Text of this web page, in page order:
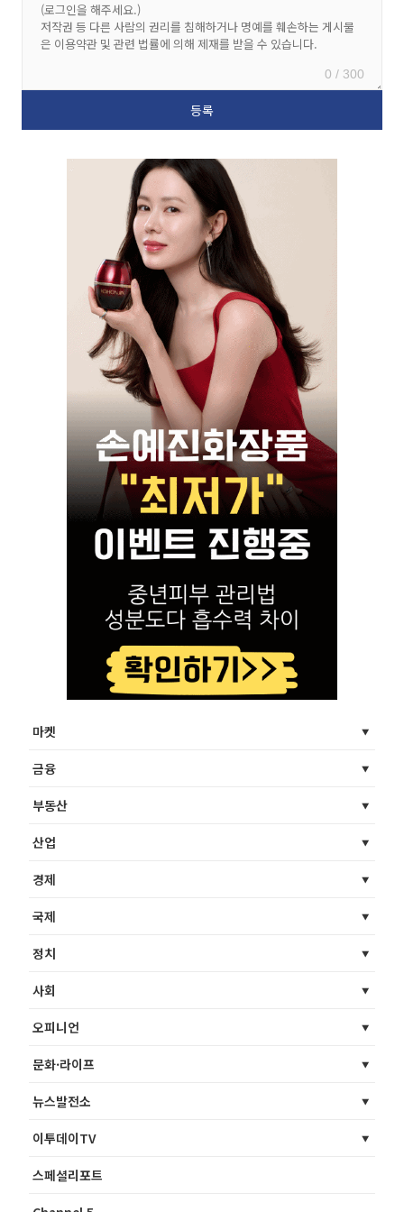
0 / 300
마켓
금융
부동산
산업
경제
국제
정치
사회
오피니언
문화·라이프
뉴스발전소
이투데이TV
스페셜리포트